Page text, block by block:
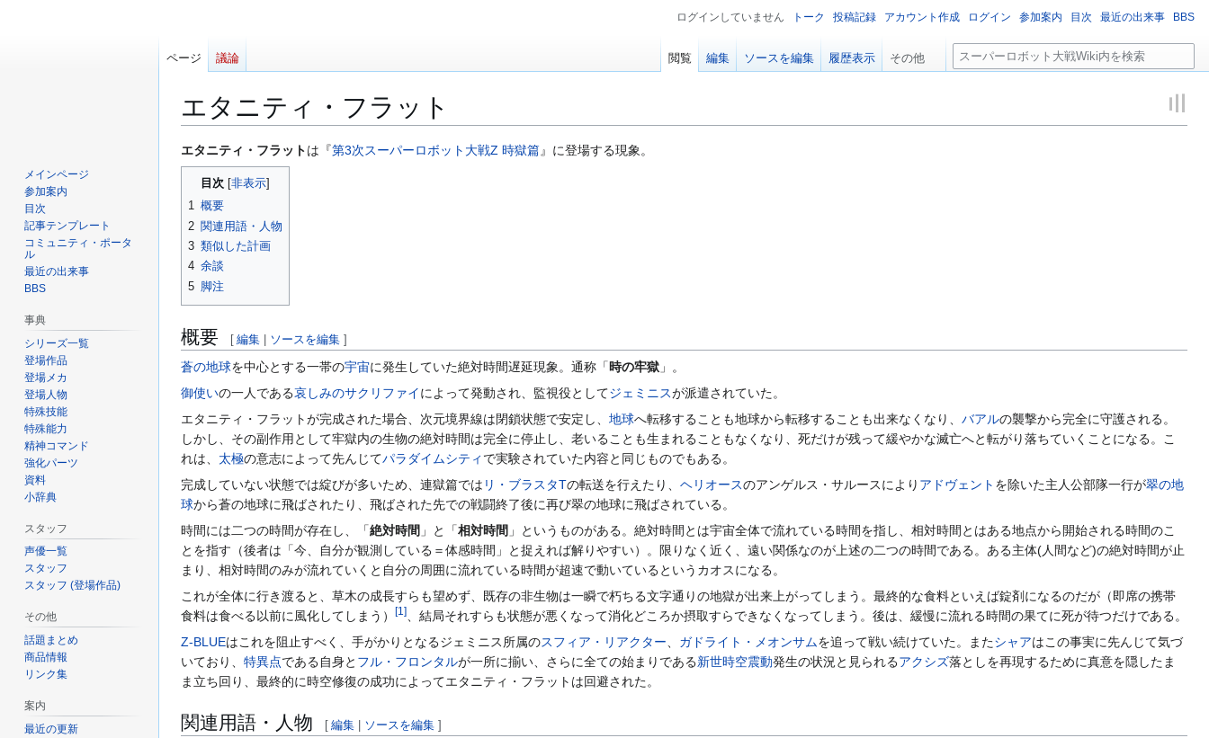
エタニティ・フラット
ナ
ビ
ー
シ
ョ
ン
に
移
動
検
索
移
動
エタニティ・フラットは『第3次スーパーロボット大戦Z 時獄篇』に登場する現象。
目次
1 概要
2 関連用語・人物
3 類似した計画
4 余談
5 脚注
概要 [ 編集 ソースを編集 ]
蒼の地球を中心とする一帯の宇宙に発生していた絶対時間遅延現象。通称「時の牢獄 」。
御使いの一人である哀しみのサクリファイによって発動され、監視役としてジェミニスが派遣されていた。
エタニティ・フラットが完成された場合、次元境界線は閉鎖状態で安定し、 地球へ転移することも地球から転移することも出来なくなり、 バアルの襲撃から完全に守護される。
しかし、その副作用として牢獄内の生物の絶対時間は完全に停止し、老いることも生まれることもなくなり、死だけが残って緩やかな滅亡へと転がり落ちていくことになる。こ
れは、 太極の意志によって先んじてパラダイムシティ で実験されていた内容と同じものでもある。
完成していない状態では綻びが多いため、連獄篇では リ・ブラスタTの転送を行えたり、 ヘリオースのアンゲルス・サルースにより アドヴェント を除いた主人公部隊一行が翠の地
球から蒼の地球に飛ばされたり、飛ばされた先での戦闘終了後に再び翠の地球に飛ばされている。
時間には二つの時間が存在し、「絶対時間 」と「相対時間 」というものがある。絶対時間とは宇宙全体で流れている時間を指し、相対時間とはある地点から開始される時間のこ
とを指す（後者は「今、自分が観測している＝体感時間」と捉えれば解りやすい）。限りなく近く、遠い関係なのが上述の二つの時間である。ある主体(人間など)の絶対時間が止
まり、相対時間のみが流れていくと自分の周囲に流れている時間が超速で動いているというカオスになる。
これが全体に行き渡ると、草木の成長すらも望めず、既存の非生物は一瞬で朽ちる文字通りの地獄が出来上がってしまう。最終的な食料といえば錠剤になるのだが（即席の携帯
食料は食べる以前に風化してしまう）
[1]、結局それすらも状態が悪くなって消化どころか摂取すらできなくなってしまう。後は、緩慢に流れる時間の果てに死が待つだけである。
Z-BLUEはこれを阻止すべく、手がかりとなるジェミニス所属のスフィア・リアクター、 ガドライト・メオンサムを追って戦い続けていた。またシャアはこの事実に先んじて気づ
いており、 特異点である自身と フル・フロンタルが一所に揃い、さらに全ての始まりである新世時空震動発生の状況と見られるアクシズ落としを再現するために真意を隠したま
ま立ち回り、最終的に時空修復の成功によってエタニティ・フラットは回避された。
関連用語・人物 [ 編集 ソースを編集 ]
ログインしていません トーク 投稿記録 アカウント作成 ログイン 参加案内 目次 最近の出来事 BBS
ページ 議論 閲覧 編集 ソースを編集 履歴表示 その他
検
索
メインページ
参加案内
目次
記事テンプレート
コミュニティ・ポータ
ル
最近の出来事
BBS
事典
シリーズ一覧
登場作品
登場メカ
登場人物
特殊技能
特殊能力
精神コマンド
強化パーツ
資料
小辞典
スタッフ
声優一覧
スタッフ
スタッフ (登場作品)
その他
話題まとめ
商品情報
リンク集
案内
最近の更新